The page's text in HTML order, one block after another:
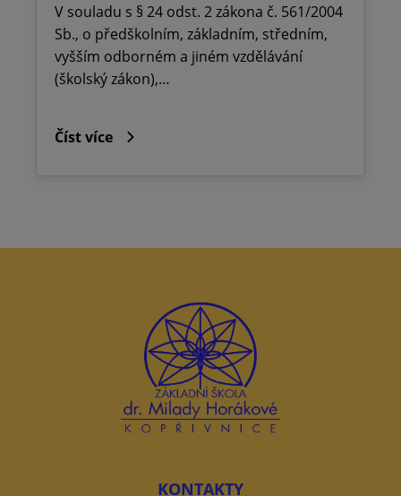
V souladu s § 24 odst. 2 zákona č. 561/2004
Sb., o předškolním, základním, středním,
vyšším odborném a jiném vzdělávání
(školský zákon),…
Číst více
KONTAKTY